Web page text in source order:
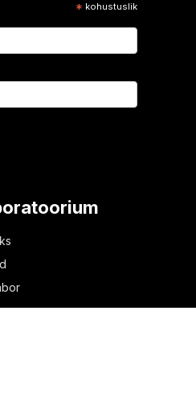
* kohustuslik